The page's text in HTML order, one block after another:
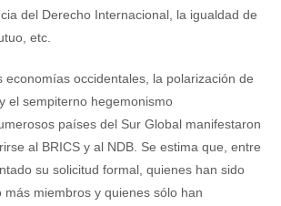
del Derecho Internacional, la igualdad de
etc.
economías occidentales, la polarización de
el sempiterno hegemonismo
países del Sur Global manifestaron
al BRICS y al NDB. Se estima que, entre
su solicitud formal, quienes han sido
más miembros y quienes sólo han